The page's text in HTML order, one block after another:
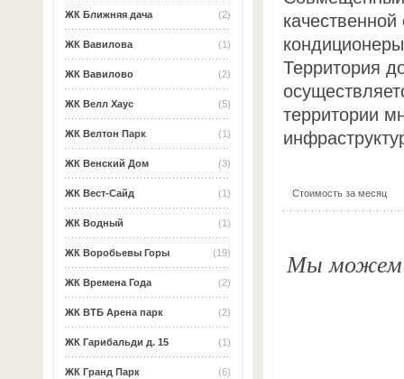
(2)
ЖК Ближняя дача
(1)
ЖК Вавилова
(2)
ЖК Вавилово
(5)
ЖК Велл Хаус
(1)
ЖК Велтон Парк
(3)
ЖК Венский Дом
(1)
ЖК Вест-Сайд
(1)
ЖК Водный
(19)
ЖК Воробьевы Горы
(2)
ЖК Времена Года
(2)
ЖК ВТБ Арена парк
(1)
ЖК Гарибальди д. 15
(6)
ЖК Гранд Парк
Территория
территории
Стоимость за месяц
Мы можем